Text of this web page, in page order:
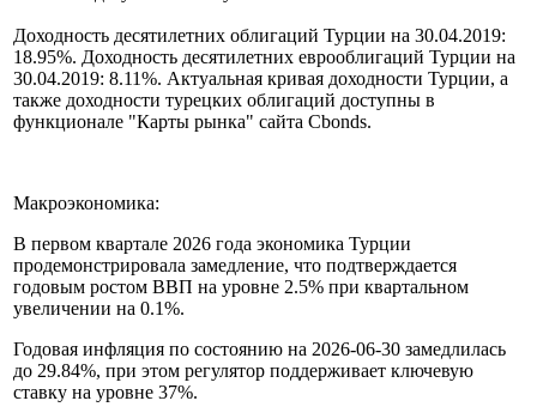
обращения таких бумаг 2 года. Полугодовые купоны
выплачиваются в турецких лирах, индексированные на цену
золота на дату выплаты купона.
Доходность десятилетних облигаций Турции на 30.04.2019:
функционале "Карты рынка" сайта Cbonds.
Макроэкономика:
продемонстрировала замедление, что подтверждается
годовым ростом ВВП на уровне 2.5% при квартальном
увеличении на 0.1%.